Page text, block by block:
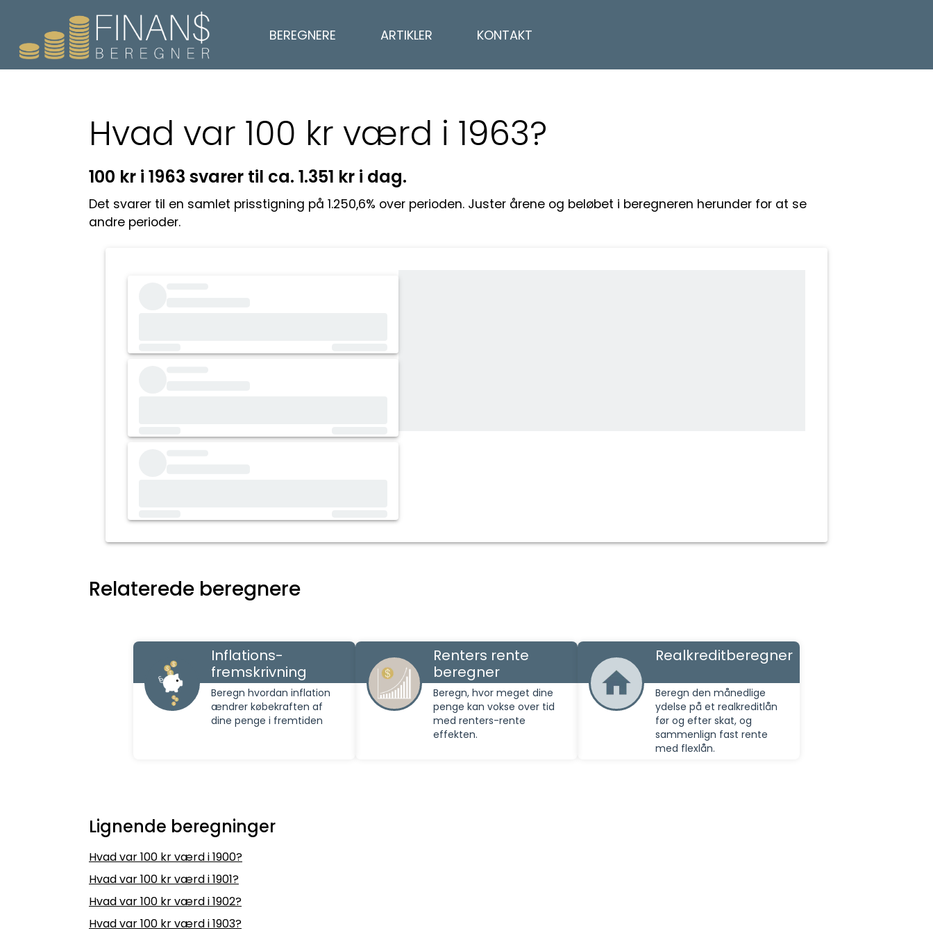
BEREGNERE ARTIKLER KONTAKT
Hvad var 100 kr værd i 1963?
100 kr i 1963 svarer til ca. 1.351 kr i dag.
Det svarer til en samlet prisstigning på 1.250,6% over perioden. Juster årene og beløbet i beregneren herunder for at se
andre perioder.
Relaterede beregnere
Inflations-
fremskrivning
Beregn hvordan inflation
ændrer købekraften af
dine penge i fremtiden
Renters rente
beregner
Beregn, hvor meget dine
penge kan vokse over tid
med renters-rente
effekten.
Realkreditberegner
Beregn den månedlige
ydelse på et realkreditlån
før og efter skat, og
sammenlign fast rente
med flexlån.
Lignende beregninger
Hvad var 100 kr værd i 1900?
Hvad var 100 kr værd i 1901?
Hvad var 100 kr værd i 1902?
Hvad var 100 kr værd i 1903?